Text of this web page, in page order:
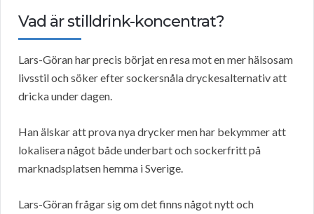
Vad är stilldrink-koncentrat?
Lars-Göran har precis börjat en resa mot en mer hälsosam
livsstil och söker efter sockersnåla dryckesalternativ att
dricka under dagen.
Han älskar att prova nya drycker men har bekymmer att
lokalisera något både underbart och sockerfritt på
marknadsplatsen hemma i Sverige.
Lars-Göran frågar sig om det finns något nytt och